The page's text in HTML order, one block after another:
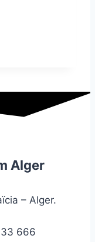
Alger
– Alger.
666